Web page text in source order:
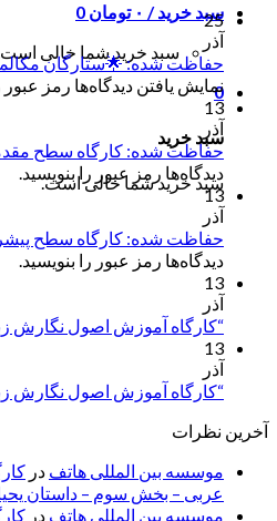
سبد خرید / ۰ تومان 0
سبد خرید شما خالی
0
سبد خرید
سبد خرید شما خالی است.
25
آذر
حفاظت شده: 🌟ستارگان
نمایش یافتن دیدگاه‌ها رمز عبور
13
آذر
حفاظت شده: کارگاه سطح
دیدگاه‌ها رمز عبور را بنویسید.
13
آذر
حفاظت شده: کارگاه سطح
دیدگاه‌ها رمز عبور را بنویسید.
13
آذر
“کارگاه آموزش اصول نگارش
13
آذر
“کارگاه آموزش اصول نگارش
آخرین نظرات
موسسه بین المللی هاتف در
عربی – بخش سوم – داستان
موسسه بین المللی هاتف در